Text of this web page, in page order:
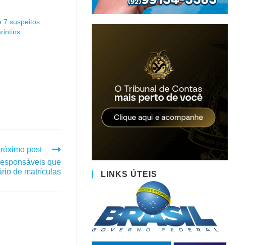
7 suspeitos
post
que
de matrículas
LINKS ÚTEIS